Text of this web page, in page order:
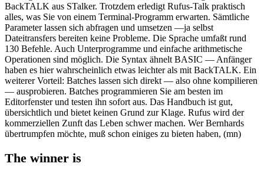
BackTALK aus STalker. Trotzdem erledigt Rufus-Talk praktisch
alles, was Sie von einem Terminal-Programm erwarten. Sämtliche
Parameter lassen sich abfragen und umsetzen —ja selbst
Dateitransfers bereiten keine Probleme. Die Sprache umfaßt rund
130 Befehle. Auch Unterprogramme und einfache arithmetische
Operationen sind möglich. Die Syntax ähnelt BASIC — Anfänger
haben es hier wahrscheinlich etwas leichter als mit BackTALK. Ein
weiterer Vorteil: Batches lassen sich direkt — also ohne kompilieren
— ausprobieren. Batches programmieren Sie am besten im
Editorfenster und testen ihn sofort aus. Das Handbuch ist gut,
übersichtlich und bietet keinen Grund zur Klage. Rufus wird der
kommerziellen Zunft das Leben schwer machen. Wer Bernhards
übertrumpfen möchte, muß schon einiges zu bieten haben, (mn)
The winner is